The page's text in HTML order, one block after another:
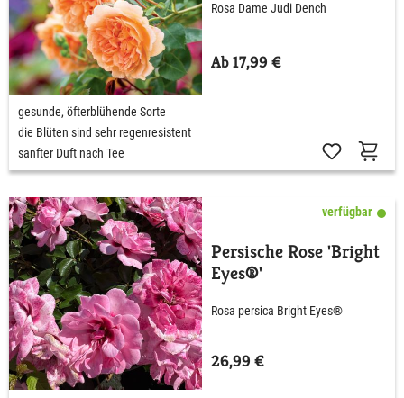
Rosa Dame Judi Dench
Ab 17,99 €
gesunde, öfterblühende Sorte
die Blüten sind sehr regenresistent
sanfter Duft nach Tee
verfügbar
Persische Rose 'Bright
Eyes®'
Rosa persica Bright Eyes®
26,99 €